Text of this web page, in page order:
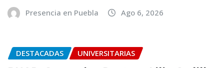
Presencia en Puebla Ago 6, 2026
DESTACADAS UNIVERSITARIAS